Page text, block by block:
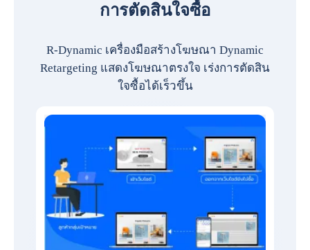
การตัดสินใจซื้อ
R-Dynamic เครื่องมือสร้างโฆษณา Dynamic
Retargeting แสดงโฆษณาตรงใจ เร่งการตัดสิน
ใจซื้อได้เร็วขึ้น